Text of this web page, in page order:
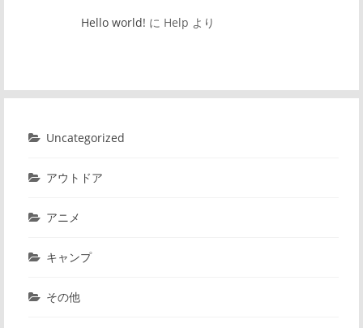
Hello world! に Help より
Uncategorized
アウトドア
アニメ
キャンプ
その他